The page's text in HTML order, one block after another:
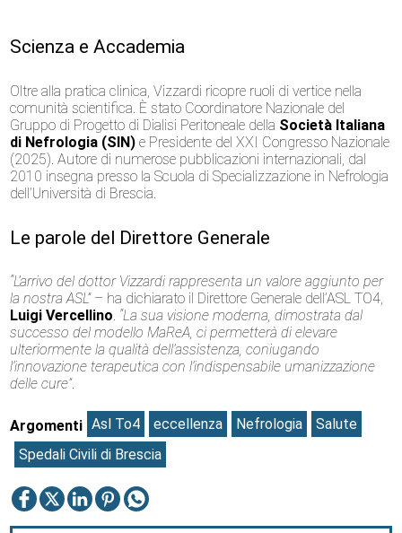
Scienza e Accademia
Oltre alla pratica clinica, Vizzardi ricopre ruoli di vertice nella
comunità scientifica. È stato Coordinatore Nazionale del
Gruppo di Progetto di Dialisi Peritoneale della Società Italiana
di Nefrologia (SIN) e Presidente del XXI Congresso Nazionale
(2025). Autore di numerose pubblicazioni internazionali, dal
2010 insegna presso la Scuola di Specializzazione in Nefrologia
dell’Università di Brescia.
Le parole del Direttore Generale
“L’arrivo del dottor Vizzardi rappresenta un valore aggiunto per
la nostra ASL”– ha dichiarato il Direttore Generale dell’ASL TO4,
Luigi Vercellino. “La sua visione moderna, dimostrata dal
successo del modello MaReA, ci permetterà di elevare
ulteriormente la qualità dell’assistenza, coniugando
l’innovazione terapeutica con l’indispensabile umanizzazione
delle cure”.
Argomenti Asl To4 eccellenza Nefrologia
Salute
Spedali Civili di Brescia